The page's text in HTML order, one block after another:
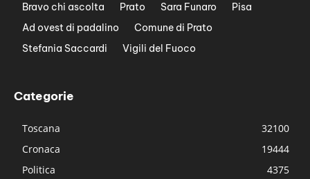
Bravo chi ascolta
Prato Sara Funaro
Pisa
Ad ovest di padalino
Comune di Prato
Stefania Saccardi
Vigili del Fuoco
Categorie
Toscana
32100
Cronaca
19444
Politica
4375